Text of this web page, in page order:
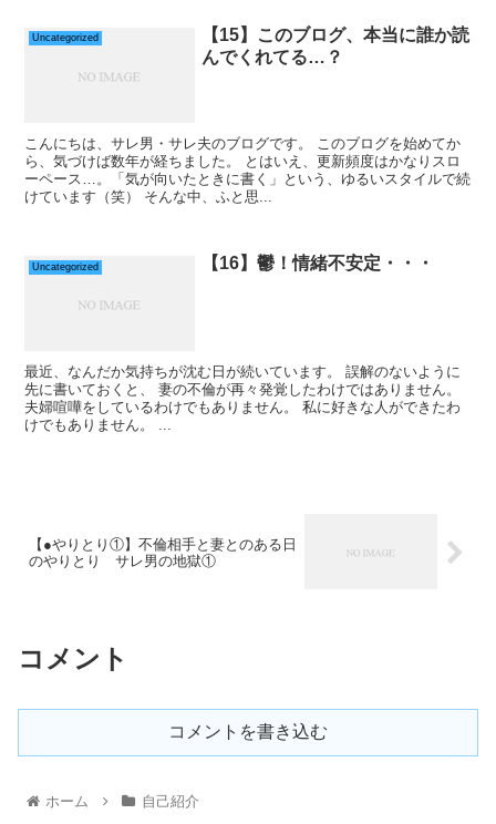
Uncategorized
【15】このブログ、本当に誰か読
んでくれてる…？
こんにちは、サレ男・サレ夫のブログです。 このブログを始めてか
ら、気づけば数年が経ちました。 とはいえ、更新頻度はかなりスロ
ーペース…。「気が向いたときに書く」という、ゆるいスタイルで続
けています（笑） そんな中、ふと思...
Uncategorized 【16】鬱！情緒不安定・・・
最近、なんだか気持ちが沈む日が続いています。 誤解のないように
先に書いておくと、 妻の不倫が再々発覚したわけではありません。
夫婦喧嘩をしているわけでもありません。 私に好きな人ができたわ
けでもありません。 ...
【●やりとり①】不倫相手と妻とのある日
のやりとり サレ男の地獄①
コメント
コメントを書き込む
ホーム 自己紹介